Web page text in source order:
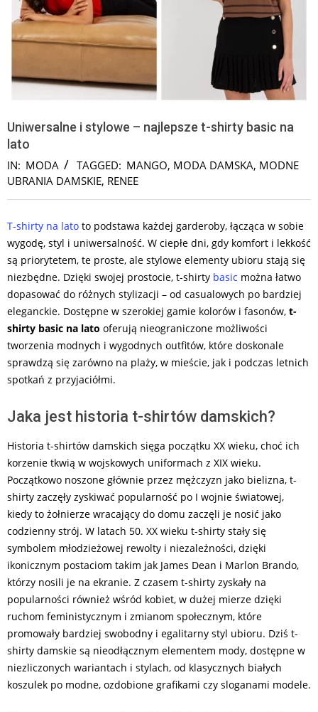
Uniwersalne i stylowe – najlepsze t-shirty basic na
lato
IN: MODA TAGGED: MANGO, MODA DAMSKA, MODNE
UBRANIA DAMSKIE, RENEE
T-shirty na lato to podstawa każdej garderoby, łącząca w sobie
wygodę, styl i uniwersalność. W ciepłe dni, gdy komfort i lekkość
są priorytetem, te proste, ale stylowe elementy ubioru stają się
niezbędne. Dzięki swojej prostocie, t-shirty basic można łatwo
dopasować do różnych stylizacji – od casualowych po bardziej
eleganckie. Dostępne w szerokiej gamie kolorów i fasonów, t-
shirty basic na lato oferują nieograniczone możliwości
tworzenia modnych i wygodnych outfitów, które doskonale
sprawdzą się zarówno na plaży, w mieście, jak i podczas letnich
spotkań z przyjaciółmi.
Jaka jest historia t-shirtów damskich?
Historia t-shirtów damskich sięga początku XX wieku, choć ich
korzenie tkwią w wojskowych uniformach z XIX wieku.
Początkowo noszone głównie przez mężczyzn jako bielizna, t-
shirty zaczęły zyskiwać popularność po I wojnie światowej,
kiedy to żołnierze wracający do domu zaczęli je nosić jako
codzienny strój. W latach 50. XX wieku t-shirty stały się
symbolem młodzieżowej rewolty i niezależności, dzięki
ikonicznym postaciom takim jak James Dean i Marlon Brando,
którzy nosili je na ekranie. Z czasem t-shirty zyskały na
popularności również wśród kobiet, w dużej mierze dzięki
ruchom feministycznym i zmianom społecznym, które
promowały bardziej swobodny i egalitarny styl ubioru. Dziś t-
shirty damskie są nieodłącznym elementem mody, dostępne w
niezliczonych wariantach i stylach, od klasycznych białych
koszulek po modne, ozdobione grafikami czy sloganami modele.